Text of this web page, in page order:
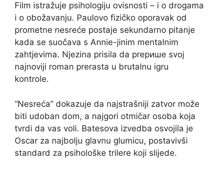
Film istražuje psihologiju ovisnosti – i o drogama
i o obožavanju. Paulovo fizičko oporavak od
prometne nesreće postaje sekundarno pitanje
kada se suočava s Annie-jinim mentalnim
zahtjevima. Njezina prisila da prepише svoj
najnoviji roman prerasta u brutalnu igru
kontrole.
“Nesreća” dokazuje da najstrašniji zatvor može
biti udoban dom, a najgori otmičar osoba koja
tvrdi da vas voli. Batesova izvedba osvojila je
Oscar za najbolju glavnu glumicu, postavivši
standard za psihološke trilere koji slijede.